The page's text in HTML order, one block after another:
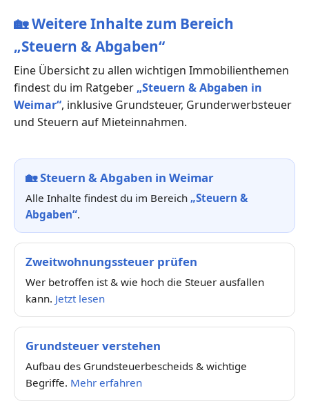
🏡Weitere Inhalte zum Bereich
„Steuern & Abgaben“
Eine Übersicht zu allen wichtigen Immobilienthemen
findest du im Ratgeber „Steuern & Abgaben in
Weimar“, inklusive Grundsteuer, Grunderwerbsteuer
und Steuern auf Mieteinnahmen.
🏡Steuern & Abgaben in Weimar
Alle Inhalte findest du im Bereich „Steuern &
Abgaben“.
Zweitwohnungssteuer prüfen
Wer betroffen ist & wie hoch die Steuer ausfallen
kann. Jetzt lesen
Grundsteuer verstehen
Aufbau des Grundsteuerbescheids & wichtige
Begriffe. Mehr erfahren